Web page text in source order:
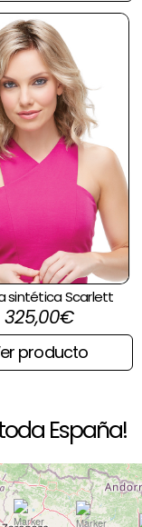
sintética Scarlett
325,00€
producto
España!